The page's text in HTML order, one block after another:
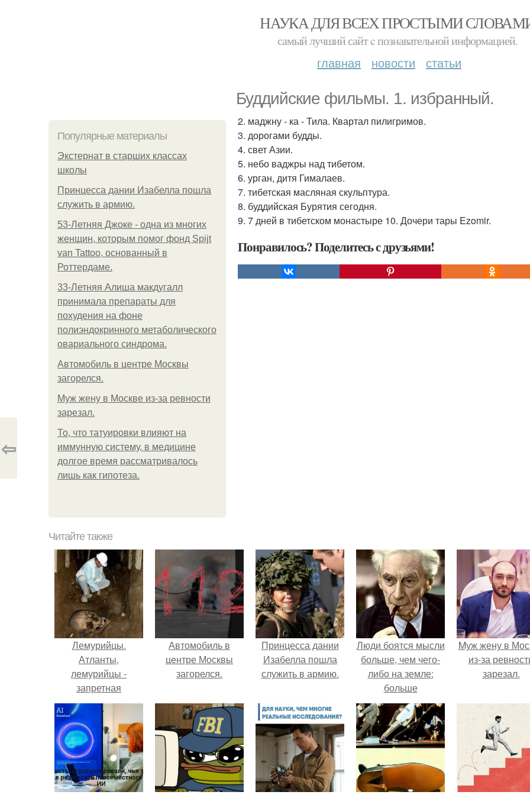
НАУКА ДЛЯ ВСЕХ ПРОСТЫМИ
самый лучший сайт c познавательной информацией.
главная новости статьи
Буддийские фильмы. 1. избранный.
Популярные материалы
Экстернат в старших классах
школы
Принцесса дании Изабелла пошла
служить в армию.
53-Летняя Джоке - одна из многих
женщин, которым помог фонд Spijt
van Tattoo, основанный в
Роттердаме.
33-Летняя Алиша макдугалл
принимала препараты для
похудения на фоне
полиэндокринного метаболического
овариального синдрома.
Автомобиль в центре Москвы
загорелся.
Mуж жену в Москве из-за ревности
зарезал.
То, что татуировки влияют на
иммунную систему, в медицине
долгое время рассматривалось
лишь как гипотеза.
2. маджну - ка - Тила. Квартал пилигримов.
3. дорогами будды.
4. свет Азии.
5. небо ваджры над тибетом.
6. урган, дитя Гималаев.
7. тибетская масляная скульптура.
8. буддийская Бурятия сегодня.
9. 7 дней в тибетском монастыре 10. Дочери тары Ezomir.
Понравилось? Поделитесь с друзьями!
⇦
Читайте также
Лемурийцы.
Атланты,
лемурийцы -
запретная
археология.
Автомобиль в
центре Москвы
загорелся.
Принцесса дании
Изабелла пошла
служить в армию.
Люди боятся мысли
больше, чем чего-
либо на земле:
больше
катастрофы, даже
больше смерти.
Mуж жену в
из-за
зарезал.